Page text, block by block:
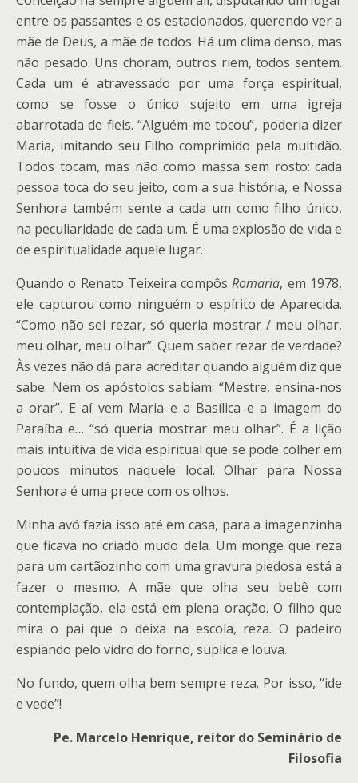
entre os passantes e os estacionados, querendo ver a
mãe de Deus, a mãe de todos. Há um clima denso, mas
não pesado. Uns choram, outros riem, todos sentem.
Cada um é atravessado por uma força espiritual,
como se fosse o único sujeito em uma igreja
abarrotada de fieis. “Alguém me tocou”, poderia dizer
Maria, imitando seu Filho comprimido pela multidão.
Todos tocam, mas não como massa sem rosto: cada
pessoa toca do seu jeito, com a sua história, e Nossa
Senhora também sente a cada um como filho único,
na peculiaridade de cada um. É uma explosão de vida e
de espiritualidade aquele lugar.
Quando o Renato Teixeira compôsRomaria, em 1978,
ele capturou como ninguém o espírito de Aparecida.
“Como não sei rezar, só queria mostrar / meu olhar,
meu olhar, meu olhar”. Quem saber rezar de verdade?
Às vezes não dá para acreditar quando alguém diz que
sabe. Nem os apóstolos sabiam: “Mestre, ensina-nos
a orar”. E aí vem Maria e a Basílica e a imagem do
Paraíba e… “só queria mostrar meu olhar”. É a lição
mais intuitiva de vida espiritual que se pode colher em
poucos minutos naquele local. Olhar para Nossa
Senhora é uma prece com os olhos.
Minha avó fazia isso até em casa, para a imagenzinha
que ficava no criado mudo dela. Um monge que reza
para um cartãozinho com uma gravura piedosa está a
fazer o mesmo. A mãe que olha seu bebê com
contemplação, ela está em plena oração. O filho que
mira o pai que o deixa na escola, reza. O padeiro
espiando pelo vidro do forno, suplica e louva.
No fundo, quem olha bem sempre reza. Por isso, “ide
e vede”!
Pe. Marcelo Henrique, reitor do Seminário de
Filosofia